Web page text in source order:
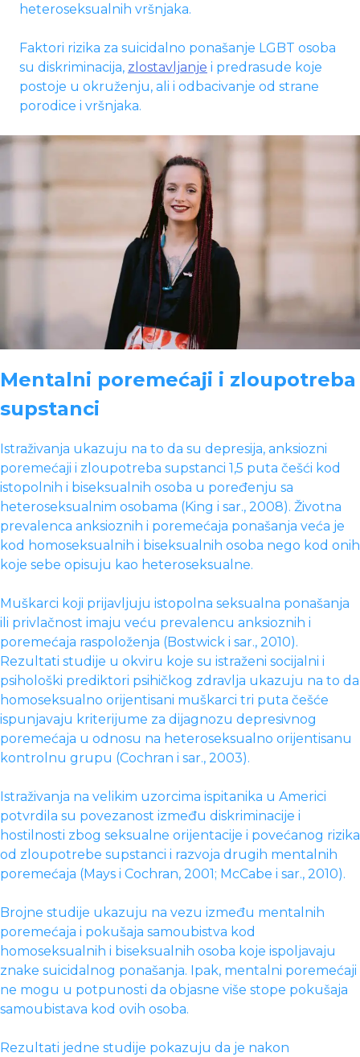
heteroseksualnih vršnjaka.
Faktori rizika za suicidalno ponašanje LGBT osoba
su diskriminacija, zlostavljanje i predrasude koje
postoje u okruženju, ali i odbacivanje od strane
porodice i vršnjaka.
Mentalni poremećaji i zloupotreba
supstanci
Istraživanja ukazuju na to da su depresija, anksiozni
poremećaji i zloupotreba supstanci 1,5 puta češći kod
istopolnih i biseksualnih osoba u poređenju sa
heteroseksualnim osobama (King i sar., 2008). Životna
prevalenca anksioznih i poremećaja ponašanja veća je
kod homoseksualnih i biseksualnih osoba nego kod onih
koje sebe opisuju kao heteroseksualne.
Muškarci koji prijavljuju istopolna seksualna ponašanja
ili privlačnost imaju veću prevalencu anksioznih i
poremećaja raspoloženja (Bostwick i sar., 2010).
Rezultati studije u okviru koje su istraženi socijalni i
psihološki prediktori psihičkog zdravlja ukazuju na to da
homoseksualno orijentisani muškarci tri puta češće
ispunjavaju kriterijume za dijagnozu depresivnog
poremećaja u odnosu na heteroseksualno orijentisanu
kontrolnu grupu (Cochran i sar., 2003).
Istraživanja na velikim uzorcima ispitanika u Americi
potvrdila su povezanost između diskriminacije i
hostilnosti zbog seksualne orijentacije i povećanog rizika
od zloupotrebe supstanci i razvoja drugih mentalnih
poremećaja (Mays i Cochran, 2001; McCabe i sar., 2010).
Brojne studije ukazuju na vezu između mentalnih
poremećaja i pokušaja samoubistva kod
homoseksualnih i biseksualnih osoba koje ispoljavaju
znake suicidalnog ponašanja. Ipak, mentalni poremećaji
ne mogu u potpunosti da objasne više stope pokušaja
samoubistava kod ovih osoba.
Rezultati jedne studije pokazuju da je nakon